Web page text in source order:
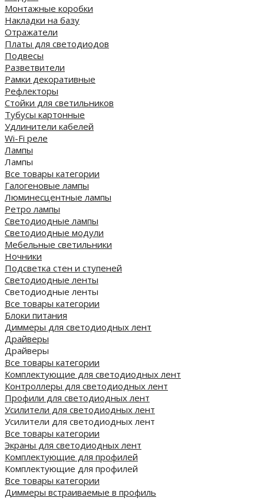
Монтажные коробки
Накладки на базу
Отражатели
Платы для светодиодов
Подвесы
Разветвители
Рамки декоративные
Рефлекторы
Стойки для светильников
Тубусы картонные
Удлинители кабелей
Wi-Fi реле
Лампы
Лампы
Все товары категории
Галогеновые лампы
Люминесцентные лампы
Ретро лампы
Светодиодные лампы
Светодиодные модули
Мебельные светильники
Ночники
Подсветка стен и ступеней
Светодиодные ленты
Светодиодные ленты
Все товары категории
Блоки питания
Диммеры для светодиодных лент
Драйверы
Драйверы
Все товары категории
Комплектующие для светодиодных лент
Контроллеры для светодиодных лент
Профили для светодиодных лент
Усилители для светодиодных лент
Усилители для светодиодных лент
Все товары категории
Экраны для светодиодных лент
Комплектующие для профилей
Комплектующие для профилей
Все товары категории
Диммеры встраиваемые в профиль